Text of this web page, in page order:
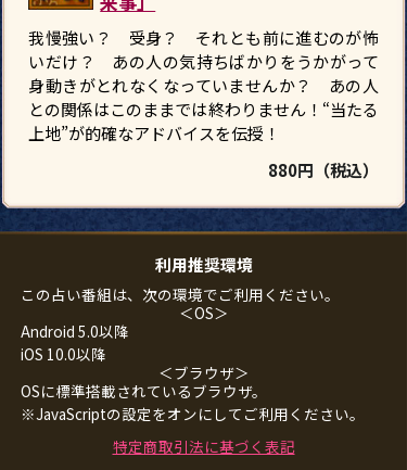
我慢強い？ 受身？ それとも前に進むのが怖
いだけ？ あの人の気持ちばかりをうかがって
身動きがとれなくなっていませんか？ あの人
との関係はこのままでは終わりません！“当たる
上地”が的確なアドバイスを伝授！
880円（税込）
利用推奨環境
この占い番組は、次の環境でご利用ください。
＜OS＞
Android 5.0以降
iOS 10.0以降
＜ブラウザ＞
OSに標準搭載されているブラウザ。
※JavaScriptの設定をオンにしてご利用ください。
特定商取引法に基づく表記